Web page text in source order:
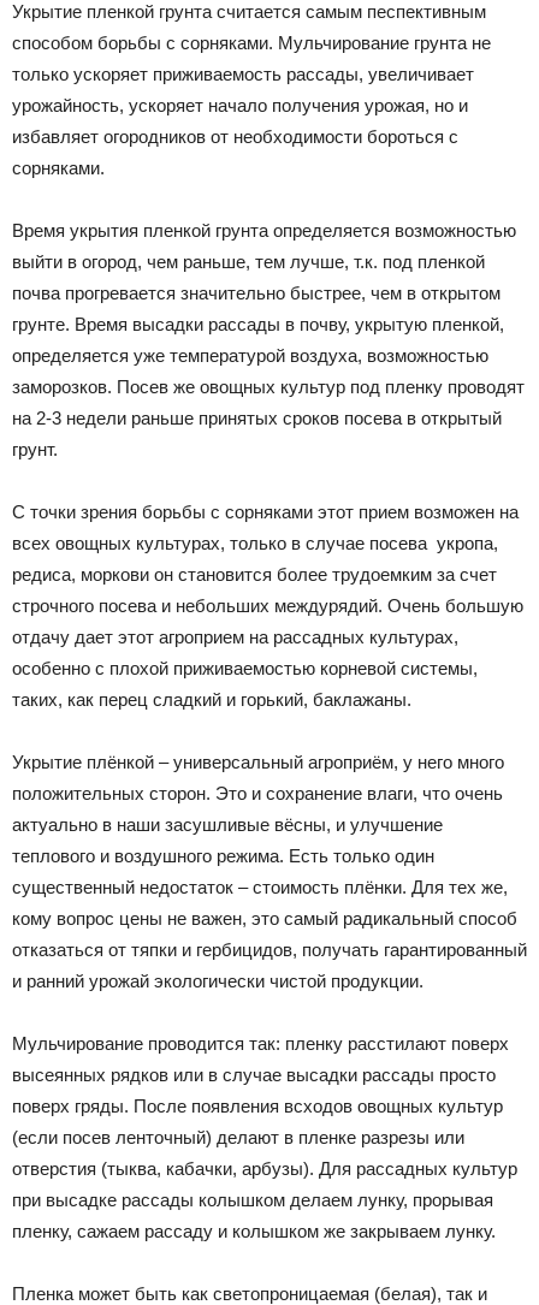
Укрытие пленкой грунта считается самым песпективным
способом борьбы с сорняками. Мульчирование грунта не
только ускоряет приживаемость рассады, увеличивает
урожайность, ускоряет начало получения урожая, но и
избавляет огородников от необходимости бороться с
сорняками.
Время укрытия пленкой грунта определяется возможностью
выйти в огород, чем раньше, тем лучше, т.к. под пленкой
почва прогревается значительно быстрее, чем в открытом
грунте. Время высадки рассады в почву, укрытую пленкой,
определяется уже температурой воздуха, возможностью
заморозков. Посев же овощных культур под пленку проводят
на 2-3 недели раньше принятых сроков посева в открытый
грунт.
С точки зрения борьбы с сорняками этот прием возможен на
всех овощных культурах, только в случае посева укропа,
редиса, моркови он становится более трудоемким за счет
строчного посева и небольших междурядий. Очень большую
отдачу дает этот агроприем на рассадных культурах,
особенно с плохой приживаемостью корневой системы,
таких, как перец сладкий и горький, баклажаны.
Укрытие плёнкой – универсальный агроприём, у него много
положительных сторон. Это и сохранение влаги, что очень
актуально в наши засушливые вёсны, и улучшение
теплового и воздушного режима. Есть только один
существенный недостаток – стоимость плёнки. Для тех же,
кому вопрос цены не важен, это самый радикальный способ
отказаться от тяпки и гербицидов, получать гарантированный
и ранний урожай экологически чистой продукции.
Мульчирование проводится так: пленку расстилают поверх
высеянных рядков или в случае высадки рассады просто
поверх гряды. После появления всходов овощных культур
(если посев ленточный) делают в пленке разрезы или
отверстия (тыква, кабачки, арбузы). Для рассадных культур
при высадке рассады колышком делаем лунку, прорывая
пленку, сажаем рассаду и колышком же закрываем лунку.
Пленка может быть как светопроницаемая (белая), так и